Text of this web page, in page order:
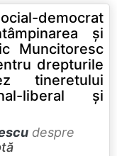
democrat
şi
Muncitoresc
drepturile
tineretului
liberal şi
despre